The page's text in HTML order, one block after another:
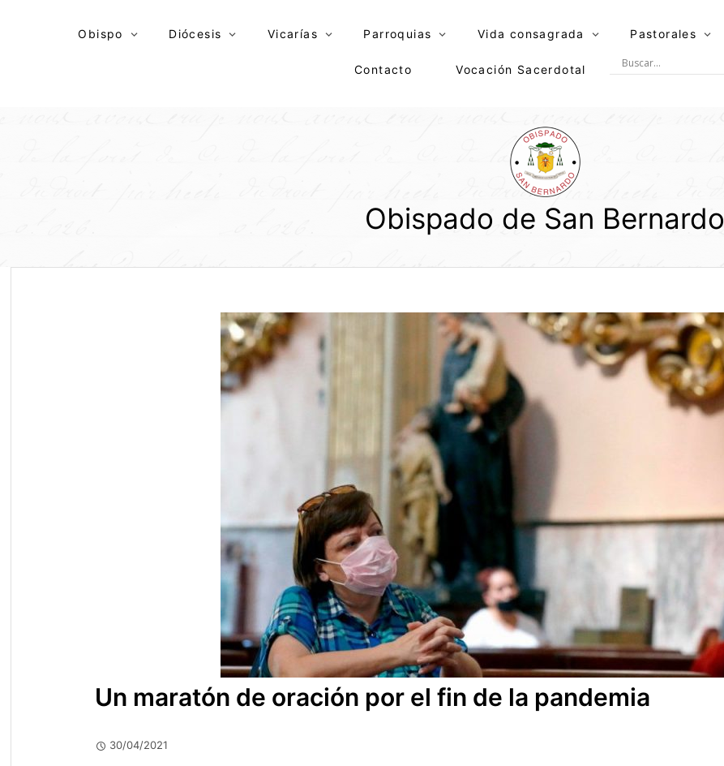
Obispo Diócesis Vicarías Parroquias Vida consagrada Pastorales
Contacto Vocación Sacerdotal
Obispado de San Bernardo
Un maratón de oración por el fin de la pandemia
30/04/2021